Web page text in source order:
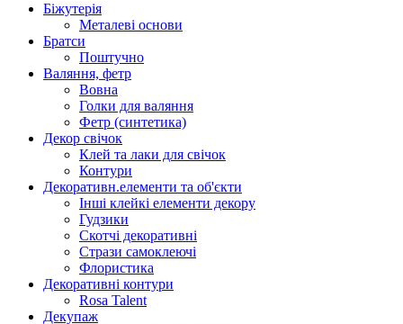
Біжутерія
Металеві основи
Братси
Поштучно
Валяння, фетр
Вовна
Голки для валяння
Фетр (синтетика)
Декор свічок
Клей та лаки для свічок
Контури
Декоративн.елементи та об'єкти
Інші клейкі елементи декору
Гудзики
Скотчі декоративні
Стрази самоклеючі
Флористика
Декоративні контури
Rosa Talent
Декупаж